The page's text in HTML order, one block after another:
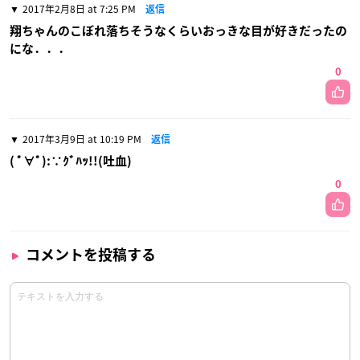
2017年2月8日 at 7:25 PM 返信
翔ちゃんのこぼれ落ちそうなくらいおっきな目が好きだったの
にな．．．
0
2017年3月9日 at 10:19 PM 返信
( ﾟ∀ﾟ):∵ｸﾞﾊｯ!!(吐血)
0
コメントを投稿する